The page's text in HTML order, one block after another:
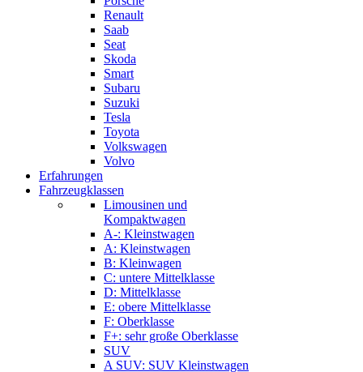
Renault
Saab
Seat
Skoda
Smart
Subaru
Suzuki
Tesla
Toyota
Volkswagen
Volvo
Erfahrungen
Fahrzeugklassen
Limousinen und
Kompaktwagen
A-: Kleinstwagen
A: Kleinstwagen
B: Kleinwagen
C: untere Mittelklasse
D: Mittelklasse
E: obere Mittelklasse
F: Oberklasse
F+: sehr große Oberklasse
SUV
A SUV: SUV Kleinstwagen